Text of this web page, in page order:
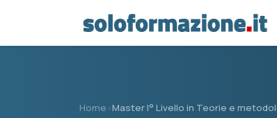
Home ›Master I° Livello in Teorie e